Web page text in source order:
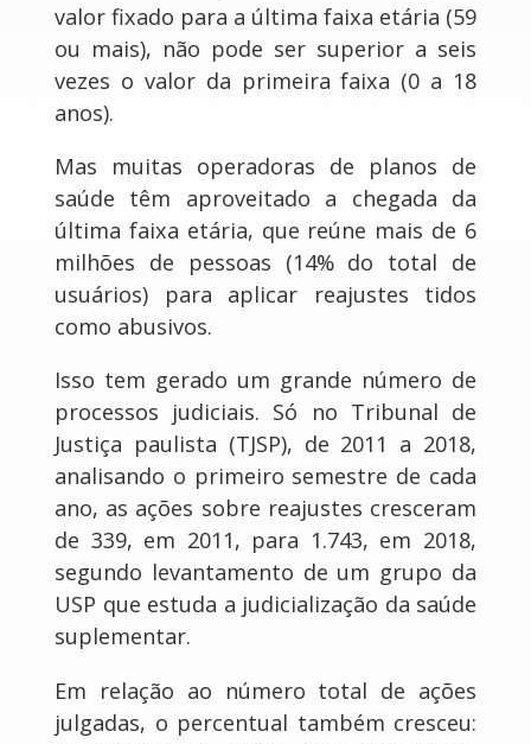
valor fixado para a última faixa etária (59
ou mais), não pode ser superior a seis
vezes o valor da primeira faixa (0 a 18
anos).
Mas muitas operadoras de planos de
saúde têm aproveitado a chegada da
última faixa etária, que reúne mais de 6
milhões de pessoas (14% do total de
usuários) para aplicar reajustes tidos
como abusivos.
Isso tem gerado um grande número de
processos judiciais. Só no Tribunal de
Justiça paulista (TJSP), de 2011 a 2018,
analisando o primeiro semestre de cada
ano, as ações sobre reajustes cresceram
de 339, em 2011, para 1.743, em 2018,
segundo levantamento de um grupo da
USP que estuda a judicialização da saúde
suplementar.
Em relação ao número total de ações
julgadas, o percentual também cresceu: